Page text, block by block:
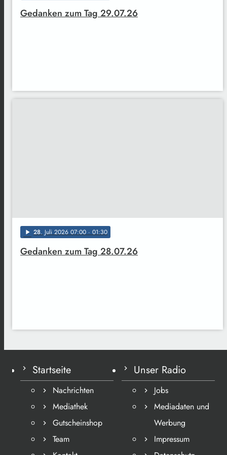
Gedanken zum Tag 29.07.26
play_arrow 28. Juli 2026 07:00 · 01:30
Gedanken zum Tag 28.07.26
Startseite
Nachrichten
Mediathek
Gutscheinshop
Team
Unser Radio
Jobs
Mediadaten und
Werbung
Impressum